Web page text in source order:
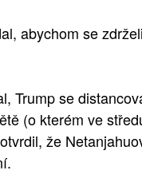
abychom se
Trump se
(o kterém ve
že